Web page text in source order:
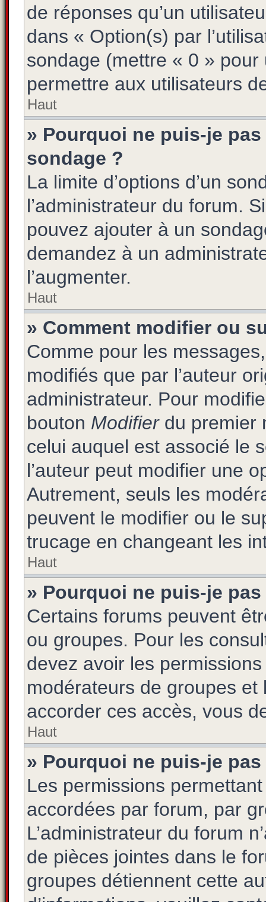
de réponses qu’un
dans « Option(s) par
sondage (mettre « 0 »
permettre aux utilisateurs
Haut
» Pourquoi ne puis-je
sondage ?
La limite d’options d’un
l’administrateur du forum.
pouvez ajouter à un
demandez à un
l’augmenter.
Haut
» Comment modifier ou
Comme pour les
modifiés que par l’auteur
administrateur. Pour
bouton Modifierdu premier
celui auquel est associé le
l’auteur peut modifier une
Autrement, seuls les
peuvent le modifier ou le
trucage en changeant les
Haut
» Pourquoi ne puis-je
Certains forums peuvent
ou groupes. Pour les
devez avoir les
modérateurs de groupes
accorder ces accès, vous
Haut
» Pourquoi ne puis-je
Les permissions
accordées par forum, par
L’administrateur du forum
de pièces jointes dans le
groupes détiennent cette